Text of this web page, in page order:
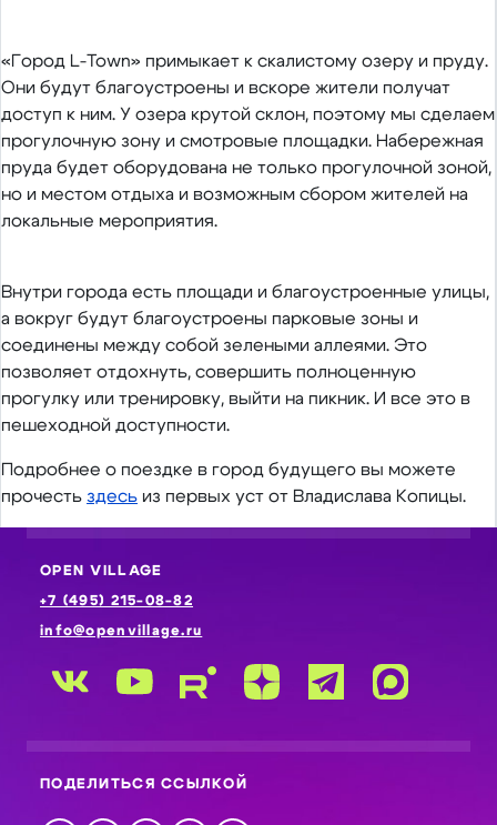
«Город L-Town» примыкает к скалистому озеру и пруду.
Они будут благоустроены и вскоре жители получат
доступ к ним. У озера крутой склон, поэтому мы сделаем
прогулочную зону и смотровые площадки. Набережная
пруда будет оборудована не только прогулочной зоной,
но и местом отдыха и возможным сбором жителей на
локальные мероприятия.
Внутри города есть площади и благоустроенные улицы,
а вокруг будут благоустроены парковые зоны и
соединены между собой зелеными аллеями. Это
позволяет отдохнуть, совершить полноценную
прогулку или тренировку, выйти на пикник. И все это в
пешеходной доступности.
Подробнее о поездке в город будущего вы можете
прочесть здесь из первых уст от Владислава Копицы.
OPEN VILLAGE
+7 (495) 215-08-82
info@openvillage.ru
ПОДЕЛИТЬСЯ ССЫЛКОЙ